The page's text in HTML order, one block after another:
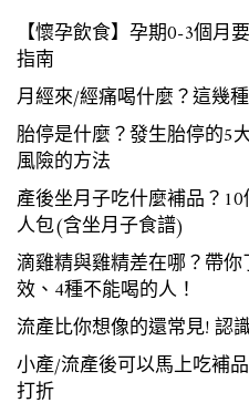
【懷孕飲食】孕期0-3個月
指南
月經來/經痛喝什麼？這幾
胎停是什麼？發生胎停的5
風險的方法
產後坐月子吃什麼補品？
人包(含坐月子食譜)
滴雞精與雞精差在哪？帶
效、4種不能喝的人！
流產比你想像的還常見! 認
小產/流產後可以馬上吃補
打折